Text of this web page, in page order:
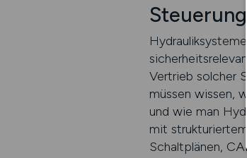
Vertrieb solcher
müssen wissen,
und wie man
mit
Schaltplänen,